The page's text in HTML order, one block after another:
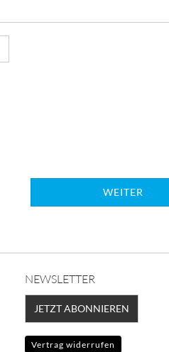
WEITER
NEWSLETTER
JETZT ABONNIEREN
Vertrag widerrufen